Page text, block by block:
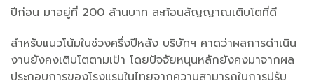
ปีก่อน มาอยู่ที่ 200 ล้านบาท สะท้อนสัญญาณเติบโตที่ดี
สำหรับแนวโน้มในช่วงครึ่งปีหลัง บริษัทฯ คาดว่าผลการดำเนิน
งานยังคงเติบโตตามเป้า โดยปัจจัยหนุนหลักยังคงมาจากผล
ประกอบการของโรงแรมในไทยจากความสามารถในการปรับ